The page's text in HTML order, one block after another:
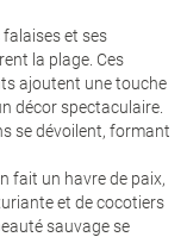
falaises et ses
la plage. Ces
ajoutent une touche
décor spectaculaire.
se dévoilent, formant
fait un havre de paix,
et de cocotiers
sauvage se